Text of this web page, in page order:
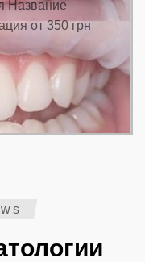
Название
от 350 грн